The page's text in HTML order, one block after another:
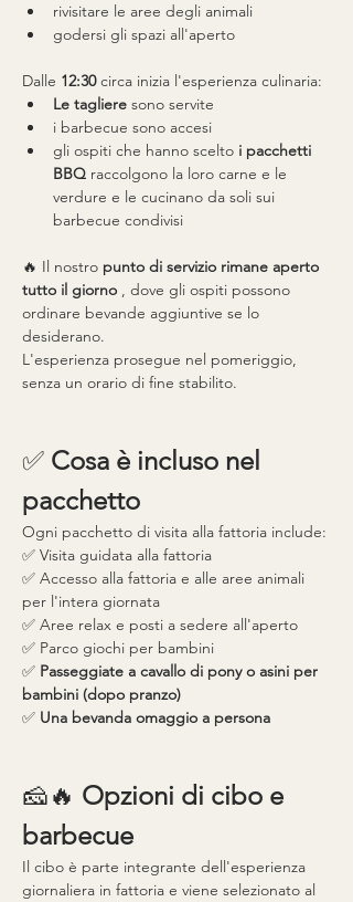
rivisitare le aree degli animali
godersi gli spazi all'aperto
Dalle 12:30 circa inizia l'esperienza culinaria:
Le tagliere sono servite
i barbecue sono accesi
gli ospiti che hanno scelto i pacchetti
BBQ raccolgono la loro carne e le
verdure e le cucinano da soli sui
barbecue condivisi
🔥 Il nostro punto di servizio rimane aperto
tutto il giorno , dove gli ospiti possono
ordinare bevande aggiuntive se lo
desiderano.
L'esperienza prosegue nel pomeriggio,
senza un orario di fine stabilito.
✅ Cosa è incluso nel
pacchetto
Ogni pacchetto di visita alla fattoria include:
✅ Visita guidata alla fattoria
✅ Accesso alla fattoria e alle aree animali
per l'intera giornata
✅ Aree relax e posti a sedere all'aperto
✅ Parco giochi per bambini
✅ Passeggiate a cavallo di pony o asini per
bambini (dopo pranzo)
✅ Una bevanda omaggio a persona
🧀🔥 Opzioni di cibo e
barbecue
Il cibo è parte integrante dell'esperienza
giornaliera in fattoria e viene selezionato al